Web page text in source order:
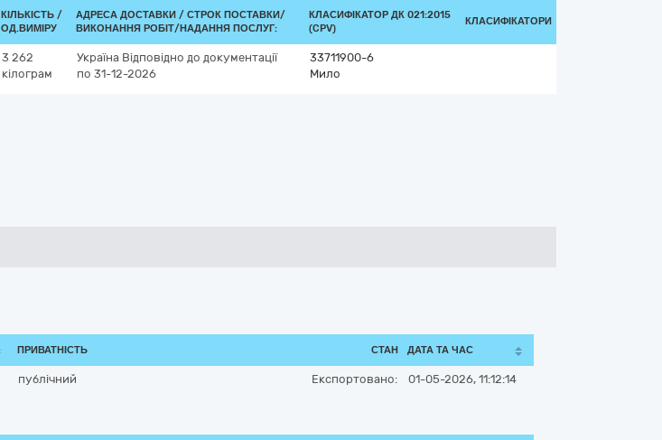
КІЛЬКІСТЬ /
ОД.ВИМІРУ
АДРЕСА ДОСТАВКИ / СТРОК ПОСТАВКИ/
ВИКОНАННЯ РОБІТ/НАДАННЯ ПОСЛУГ:
КЛАСИФІКАТОР ДК 021:2015
(CPV)
КЛАСИФІКАТОРИ
3 262
кілограм
Україна Відповідно до документації
по 31-12-2026
33711900-6
Мило
ПРИВАТНІСТЬ СТАН ДАТА ТА ЧАС
публічний Експортовано: 01-05-2026, 11:12:14